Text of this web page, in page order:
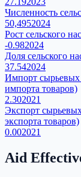
Численность
50,4952024
Рост сельского
-0.982024
Доля сельского
37.542024
Импорт сырьевых
импорта товаров)
2.302021
Экспорт
экспорта товаров)
0.002021
Aid